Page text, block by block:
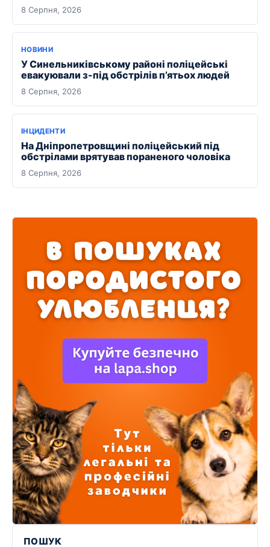
8 Серпня, 2026
НОВИНИ
У Синельниківському районі поліцейські
евакуювали з-під обстрілів п’ятьох людей
8 Серпня, 2026
ІНЦИДЕНТИ
На Дніпропетровщині поліцейський під
обстрілами врятував пораненого чоловіка
8 Серпня, 2026
ПОШУК